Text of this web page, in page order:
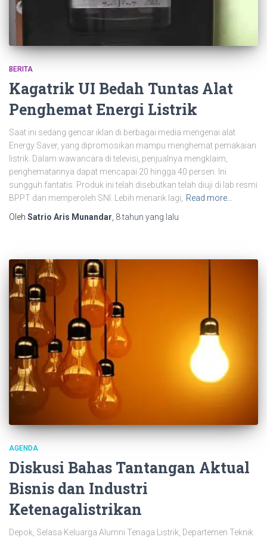
BERITA
Kagatrik UI Bedah Tuntas Alat
Penghemat Energi Listrik
Saat ini sedang gencar iklan di berbagai media mengenai alat
Energy Saver, yang dipromosikan mampu menghemat pemakaian
listrik. Dalam wawancara di televisi, penjualnya mengklaim,
penghematannya dapat mencapai 20 hingga 40 persen. Ini
sungguh fantatis. Produk ini telah disebutkan telah diuji di lab resmi
BPPT dan memperoleh SNI. Lebih menarik lagi,
Read more…
Oleh Satrio Aris Munandar 8 tahun yang lalu
AGENDA
Diskusi Bahas Tantangan Aktual
Bisnis dan Industri
Ketenagalistrikan
Depok, Selasa Keluarga Alumni Tenaga Listrik, Departemen Teknik